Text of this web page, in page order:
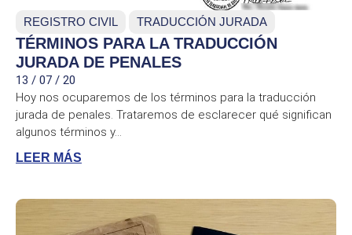
REGISTRO CIVIL TRADUCCIÓN JURADA
TÉRMINOS PARA LA TRADUCCIÓN
JURADA DE PENALES
13 / 07 / 20
Hoy nos ocuparemos de los términos para la traducción
jurada de penales. Trataremos de esclarecer qué significan
algunos términos y...
LEER MÁS